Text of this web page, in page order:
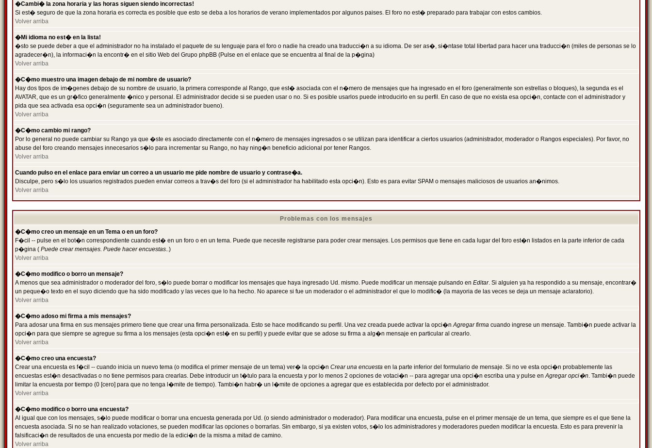
�Cambi� la zona horaria y las horas siguen siendo incorrectas!
Si est� seguro de que la zona horaria es correcta es posible que esto se deba a los horarios de verano implementados por algunos paises. El foro no est� preparado para trabajar con estos cambios.
Volver arriba
�Mi idioma no est� en la lista!
�sto se puede deber a que el administrador no ha instalado el paquete de su lenguaje para el foro o nadie ha creado una traducci�n a su idioma. De ser as�, si�ntase total libertad para hacer una traducci�n (miles de personas se lo
agradecer�n), la informaci�n la encontr� en el sitio Web del Grupo phpBB (Pulse en el enlace que se encuentra al final de la p�gina)
Volver arriba
�C�mo muestro una imagen debajo de mi nombre de usuario?
Hay dos tipos de im�genes debajo de su nombre de usuario, la primera corresponde al Rango, que est� asociada con el n�mero de mensajes que ha ingresado en el foro (generalmente son estrellas o bloques), la segunda es el
AVATAR, que es un gr�fico generalmente �nico y personal. El administrador decide si se pueden usar o no. Si es posible usarlos puede introducirlo en su perfil. En caso de que no exista esa opci�n, contacte con el administrador y
pida que sea activada esa opci�n (seguramente sea un administrador bueno).
Volver arriba
�C�mo cambio mi rango?
Por lo general no puede cambiar su Rango ya que �ste es asociado directamente con el n�mero de mensajes ingresados o se utilizan para identificar a ciertos usuarios (administrador, moderador o Rangos especiales). Por favor, no
abuse del foro creando mensajes innecesarios s�lo para incrementar su Rango, no hay ning�n beneficio adicional por tener Rangos.
Volver arriba
Cuando pulso en el enlace para enviar un correo a un usuario me pide nombre de usuario y contrase�a.
Disculpe, pero s�lo los usuarios registrados pueden enviar correos a trav�s del foro (si el administrador ha habilitado esta opci�n). Esto es para evitar SPAM o mensajes maliciosos de usuarios an�nimos.
Volver arriba
Problemas con los mensajes
�C�mo creo un mensaje en un Tema o en un foro?
F�cil -- pulse en el bot�n correspondiente cuando est� en un foro o en un tema. Puede que necesite registrarse para poder crear mensajes. Los permisos que tiene en cada lugar del foro est�n listados en la parte inferior de cada
p�gina ( Puede crear mensajes. Puede hacer encuestas..)
Volver arriba
�C�mo modifico o borro un mensaje?
A menos que sea administrador o moderador del foro, s�lo puede borrar o modificar los mensajes que haya ingresado Ud. mismo. Puede modificar un mensaje pulsando en Editar. Si alguien ya ha respondido a su mensaje, encontrar�
un peque�o texto en el suyo diciendo que ha sido modificado y las veces que lo ha hecho. No aparece si fue un moderador o el administrador el que lo modific� (la mayoria de las veces se deja un mensaje aclaratorio).
Volver arriba
�C�mo adoso mi firma a mis mensajes?
Para adosar una firma en sus mensajes primero tiene que crear una firma personalizada. Esto se hace modificando su perfil. Una vez creada puede activar la opci�nAgregar firma cuando ingrese un mensaje. Tambi�n puede activar la
opci�n para que siempre se agregue su firma a los mensajes (esta opci�n est� en su perfil) y puede evitar que se adose su firma a alg�n mensaje en particular al crearlo.
Volver arriba
�C�mo creo una encuesta?
Crear una encuesta es f�cil -- cuando inicia un nuevo tema (o modifica el primer mensaje de un tema) ver� la opci�n Crear una encuesta en la parte inferior del formulario de mensaje. Si no ve esta opci�n probablemente las
encuestas est�n desactivadas o no tiene permisos para crearlas. Debe introducir un t�tulo para la encuesta y por lo menos 2 opciones de votaci�n -- para agregar una opci�n escriba una y pulse enAgregar opci�n. Tambi�n puede
limitar la encuesta por tiempo (0 [cero] para que no tenga l�mite de tiempo). Tambi�n habr� un l�mite de opciones a agregar que es establecida por defecto por el administrador.
Volver arriba
�C�mo modifico o borro una encuesta?
Al igual que con los mensajes, s�lo puede modificar o borrar una encuesta generada por Ud. (o siendo administrador o moderador). Para modificar una encuesta, pulse en el primer mensaje de un tema, que siempre es el que tiene la
encuesta asociada. Si no se han realizado votaciones, se pueden modificar las opciones o borrarlas. Sin embargo, si ya existen votos, s�lo los administradores y moderadores pueden modificar la encuesta. Esto es para prevenir la
falsificaci�n de resultados de una encuesta por medio de la edici�n de la misma a mitad de camino.
Volver arriba